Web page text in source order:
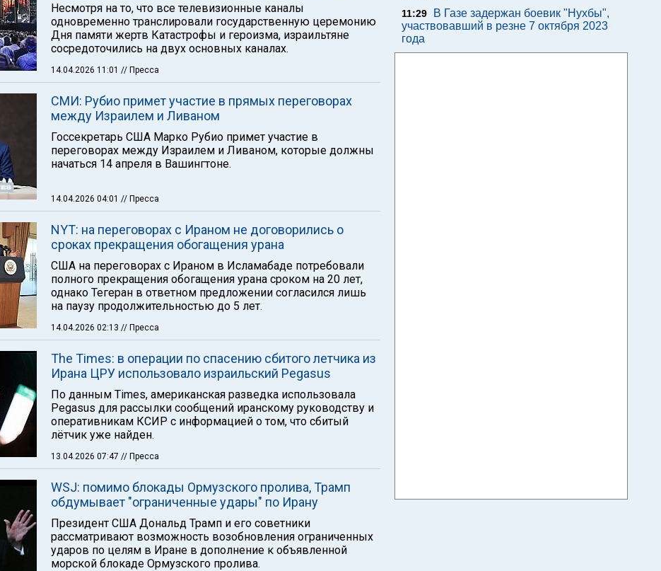
Несмотря на то, что все телевизионные каналы
одновременно транслировали государственную церемонию
Дня памяти жертв Катастрофы и героизма, израильтяне
сосредоточились на двух основных каналах.
14.04.2026 11:01 // Пресса
СМИ: Рубио примет участие в прямых переговорах
между Израилем и Ливаном
Госсекретарь США Марко Рубио примет участие в
переговорах между Израилем и Ливаном, которые должны
начаться 14 апреля в Вашингтоне.
14.04.2026 04:01 // Пресса
NYT: на переговорах с Ираном не договорились о
сроках прекращения обогащения урана
США на переговорах с Ираном в Исламабаде потребовали
полного прекращения обогащения урана сроком на 20 лет,
однако Тегеран в ответном предложении согласился лишь
на паузу продолжительностью до 5 лет.
14.04.2026 02:13 // Пресса
The Times: в операции по спасению сбитого летчика из
Ирана ЦРУ использовало израильский Pegasus
По данным Times, американская разведка использовала
Pegasus для рассылки сообщений иранскому руководству и
оперативникам КСИР с информацией о том, что сбитый
лётчик уже найден.
13.04.2026 07:47 // Пресса
WSJ: помимо блокады Ормузского пролива, Трамп
обдумывает "ограниченные удары" по Ирану
Президент США Дональд Трамп и его советники
рассматривают возможность возобновления ограниченных
ударов по целям в Иране в дополнение к объявленной
морской блокаде Ормузского пролива.
11:29
В Газе задержан боевик "Нухбы",
участвовавший в резне 7 октября 2023
года